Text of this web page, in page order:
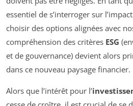
essentiel de s’interroger sur
choisir des options alignées avec
compréhension des critères ESG
et de gouvernance) devient alors
dans ce nouveau paysage financier.
Alors que l’intérêt pour l’